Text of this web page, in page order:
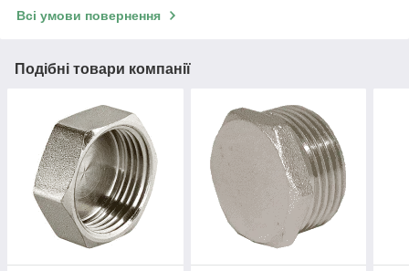
Всі умови повернення
Подібні товари компанії